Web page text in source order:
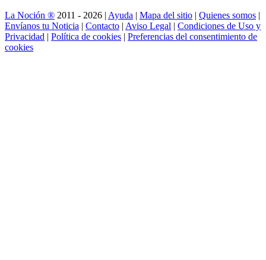
La Noción ® 2011 - 2026 | Ayuda | Mapa del sitio | Quienes somos |
Envíanos tu Noticia | Contacto | Aviso Legal | Condiciones de Uso y
Privacidad | Política de cookies | Preferencias del consentimiento de
cookies